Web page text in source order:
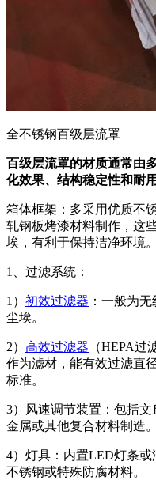
全不锈钢百级层流罩
百级层流罩的材质通常由
化效果、结构稳定性和耐
箱体框架：多采用优质不
轧钢板烤漆材料制作，这
埃，有利于保持洁净环境。
1、过滤系统：
1） 初效过滤器 ：一般为
尘埃。
2） 高效过滤器 （HEPA
作为滤材，能有效过滤直
标准。
3）风速调节装置：包括文
金属或其他复合材料制造。
4）灯具：内置LED灯条
不锈钢或特殊防腐材料。